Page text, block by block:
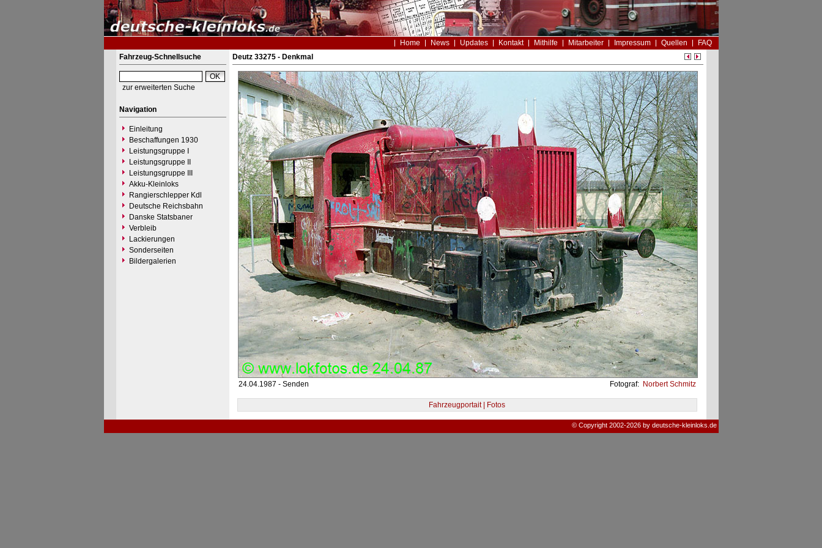
Home News Updates Kontakt Mithilfe Mitarbeiter Impressum Quellen
FAQ
Fahrzeug-Schnellsuche
zur erweiterten Suche
Navigation
Einleitung
Beschaffungen 1930
Leistungsgruppe I
Leistungsgruppe II
Leistungsgruppe III
Akku-Kleinloks
Rangierschlepper Kdl
Deutsche Reichsbahn
Danske Statsbaner
Verbleib
Lackierungen
Sonderseiten
Bildergalerien
Deutz 33275 - Denkmal
24.04.1987 - Senden Fotograf: Norbert Schmitz
Fahrzeugportait | Fotos
© Copyright 2002-2026 by deutsche-kleinloks.de